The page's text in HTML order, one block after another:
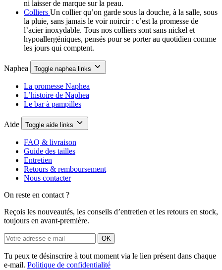
ni laisser de marque sur la peau.
Colliers Un collier qu’on garde sous la douche, à la salle, sous
la pluie, sans jamais le voir noircir : c’est la promesse de
l’acier inoxydable. Tous nos colliers sont sans nickel et
hypoallergéniques, pensés pour se porter au quotidien comme
les jours qui comptent.
Naphea Toggle naphea links
La promesse Naphea
L’histoire de Naphea
Le bar à pampilles
Aide Toggle aide links
FAQ & livraison
Guide des tailles
Entretien
Retours & remboursement
Nous contacter
On reste en contact ?
Reçois les nouveautés, les conseils d’entretien et les retours en stock,
toujours en avant-première.
OK
Tu peux te désinscrire à tout moment via le lien présent dans chaque
e-mail. Politique de confidentialité